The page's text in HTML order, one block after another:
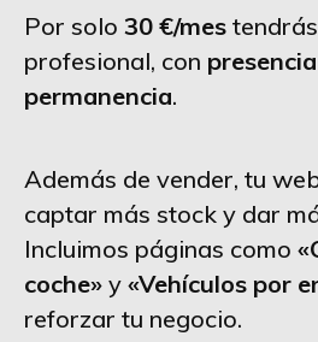
Por solo 30 €/mes
profesional, con
permanencia.
Además de vender, tu
captar más stock y dar
Incluimos páginas como
coche» y «Vehículos por
reforzar tu negocio.